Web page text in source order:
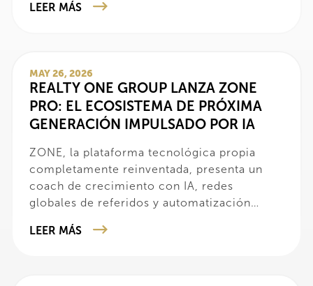
LEER MÁS
MAY 26, 2026
REALTY ONE GROUP LANZA ZONE
PRO: EL ECOSISTEMA DE PRÓXIMA
GENERACIÓN IMPULSADO POR IA
ZONE, la plataforma tecnológica propia
completamente reinventada, presenta un
coach de crecimiento con IA, redes
globales de referidos y automatización
de los agentes.
LEER MÁS